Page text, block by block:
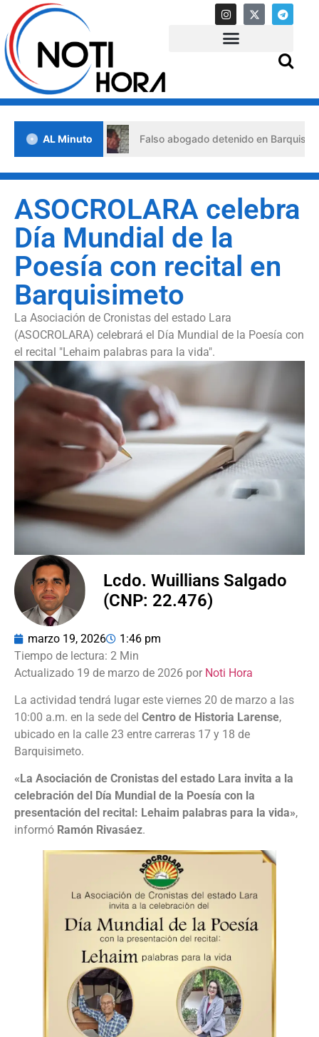
AL Minuto
crisis Falso abogado detenido en Barquisimeto:
ASOCROLARA celebra
Día Mundial de la
Poesía con recital en
Barquisimeto
La Asociación de Cronistas del estado Lara
(ASOCROLARA) celebrará el Día Mundial de la Poesía con
el recital "Lehaim palabras para la vida".
Lcdo. Wuillians Salgado
(CNP: 22.476)
marzo 19, 2026 1:46 pm
Actualizado 19 de marzo de 2026 por Noti Hora
La actividad tendrá lugar este viernes 20 de marzo a las
10:00 a.m. en la sede del Centro de Historia Larense,
ubicado en la calle 23 entre carreras 17 y 18 de
Barquisimeto.
«La Asociación de Cronistas del estado Lara invita a la
celebración del Día Mundial de la Poesía con la
presentación del recital: Lehaim palabras para la vida»,
informó Ramón Rivasáez.